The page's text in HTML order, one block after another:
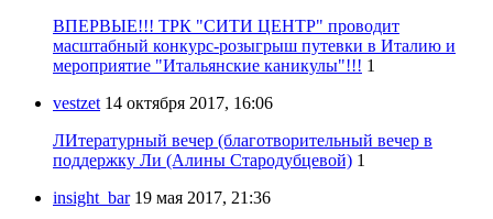
ВПЕРВЫЕ!!! ТРК "СИТИ ЦЕНТР" проводит
масштабный конкурс-розыгрыш путевки в Италию и
мероприятие "Итальянские каникулы"!!! 1
vestzet 14 октября 2017, 16:06
ЛИтературный вечер (благотворительный вечер в
поддержку Ли (Алины Стародубцевой) 1
insight_bar 19 мая 2017, 21:36